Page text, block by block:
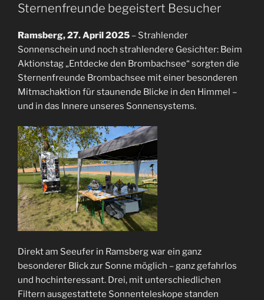
Sternenfreunde begeistert Besucher
Ramsberg, 27. April 2025 – Strahlender
Sonnenschein und noch strahlendere Gesichter: Beim
Aktionstag „Entdecke den Brombachsee“ sorgten die
Sternenfreunde Brombachsee mit einer besonderen
Mitmachaktion für staunende Blicke in den Himmel –
und in das Innere unseres Sonnensystems.
Direkt am Seeufer in Ramsberg war ein ganz
besonderer Blick zur Sonne möglich – ganz gefahrlos
und hochinteressant. Drei, mit unterschiedlichen
Filtern ausgestattete Sonnenteleskope standen